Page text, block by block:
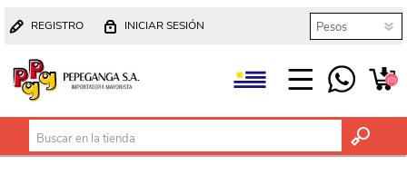
REGISTRO INICIAR SESIÓN
(0)